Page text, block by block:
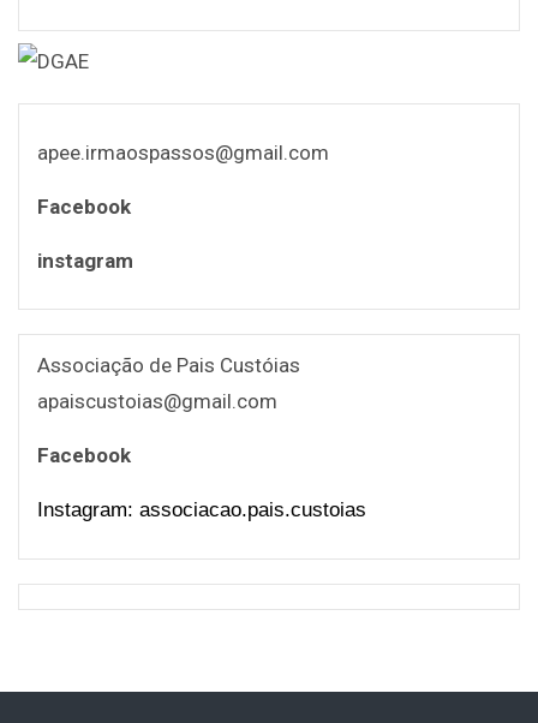
apee.irmaospassos@gmail.com
Facebook
instagram
Associação de Pais Custóias
apaiscustoias@gmail.com
Facebook
Instagram: associacao.pais.custoias